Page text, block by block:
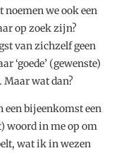
noemen we ook een
op zoek zijn?
van zichzelf geen
‘goede’ (gewenste)
Maar wat dan?
een bijeenkomst een
woord in me op om
wat ik in wezen